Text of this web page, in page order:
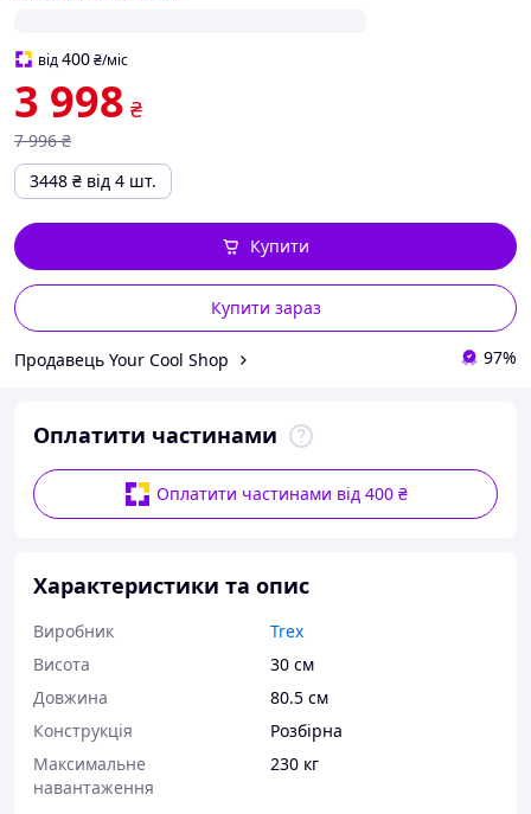
від400₴/міс
3 998 ₴
7 996 ₴
3448 ₴ від 4 шт.
Купити зараз
Купити
Продавець Your Cool Shop 97%
Оплатити частинами
Оплатити частинами від 400 ₴
Характеристики та опис
Виробник
Trex
Висота
30 см
Довжина
80.5 см
Конструкція
Розбірна
Максимальне
навантаження
230 кг